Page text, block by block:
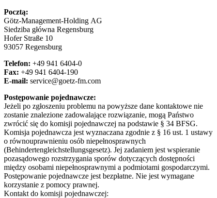
Pocztą:
Götz-Management-Holding AG
Siedziba główna Regensburg
Hofer Straße 10
93057 Regensburg
Telefon: +49 941 6404-0
Fax: +49 941 6404-190
E-mail: service@goetz-fm.com
Postępowanie pojednawcze:
Jeżeli po zgłoszeniu problemu na powyższe dane kontaktowe nie
zostanie znalezione zadowalające rozwiązanie, mogą Państwo
zwrócić się do komisji pojednawczej na podstawie § 34 BFSG.
Komisja pojednawcza jest wyznaczana zgodnie z § 16 ust. 1 ustawy
o równouprawnieniu osób niepełnosprawnych
(Behindertengleichstellungsgesetz). Jej zadaniem jest wspieranie
pozasądowego rozstrzygania sporów dotyczących dostępności
między osobami niepełnosprawnymi a podmiotami gospodarczymi.
Postępowanie pojednawcze jest bezpłatne. Nie jest wymagane
korzystanie z pomocy prawnej.
Kontakt do komisji pojednawczej: